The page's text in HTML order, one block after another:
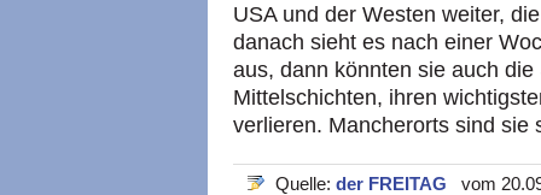
USA und der Westen weiter,
danach sieht es nach einer
aus, dann könnten sie auch
Mittelschichten, ihren
verlieren. Mancherorts sind sie
Quelle: der FREITAG
vom